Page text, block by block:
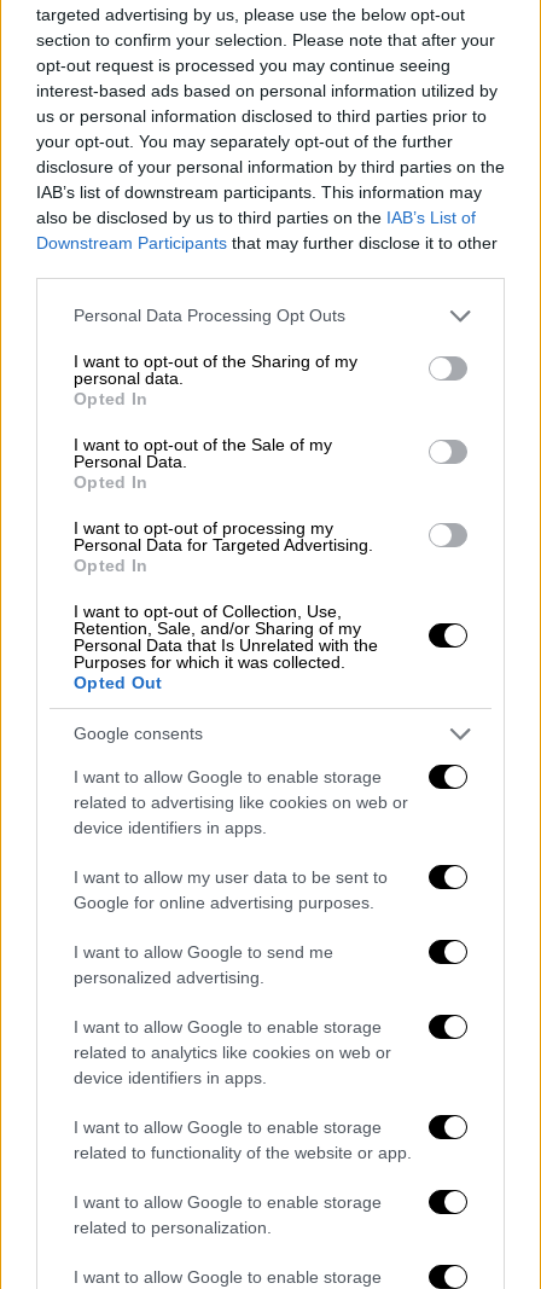
targeted advertising by us, please use the below opt-out
section to confirm your selection. Please note that after your
opt-out request is processed you may continue seeing
interest-based ads based on personal information utilized by
us or personal information disclosed to third parties prior to
your opt-out. You may separately opt-out of the further
disclosure of your personal information by third parties on the
IAB’s list of downstream participants. This information may
also be disclosed by us to third parties on the IAB’s List of
Downstream Participants that may further disclose it to other
Please note that this website/app uses one or more Google
not limited to your visit or usage behaviour. You may click to
grant or deny consent to Google and its third-party tags to
use your data for below specified purposes in below Google
consent section.
Personal Data Processing Opt Outs
I want to opt-out of the Sharing of my
personal data.
Opted In
I want to opt-out of the Sale of my
Personal Data.
Opted In
I want to opt-out of processing my
Personal Data for Targeted Advertising.
Opted In
I want to opt-out of Collection, Use,
Retention, Sale, and/or Sharing of my
Personal Data that Is Unrelated with the
Purposes for which it was collected.
Opted Out
Google consents
I want to allow Google to enable storage
related to advertising like cookies on web or
device identifiers in apps.
I want to allow my user data to be sent to
Google for online advertising purposes.
I want to allow Google to send me
personalized advertising.
I want to allow Google to enable storage
related to analytics like cookies on web or
device identifiers in apps.
I want to allow Google to enable storage
related to functionality of the website or app.
I want to allow Google to enable storage
related to personalization.
I want to allow Google to enable storage
Κασσελάκης: «Τι να τους κάνετε τους
πολιτικούς αν λειτουργούν ως
εντολοδόχοι των μεγάλων που σας
θέλουν μικρούς;»
«Κάθε μικρή επιχείρηση έχει δικαίωμα σε
ίσες ευκαιρίες να γίνει μεγάλη»
Οικονομία|02.07.2023 15:48
Ερευνα ΓΣΕΒΕΕ: Αγκομαχούν οι μικρές
επιχειρήσεις εστίασης - Προβλήματα
ρευστότητας και χρέη
Οι επιχειρήσεις εστίασης φαίνεται πως με
διαφορά αντιμετωπίζουν το μεγαλύτερο
πρόβλημα υπερχρέωσης
Οικονομία|06.05.2023 18:19